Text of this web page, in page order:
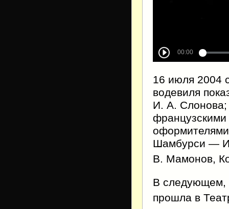
16 июля 2004
водевиля
И. А. Слонова;
Шамбурси —
В. Мамонов,
В следующем,
прошла в